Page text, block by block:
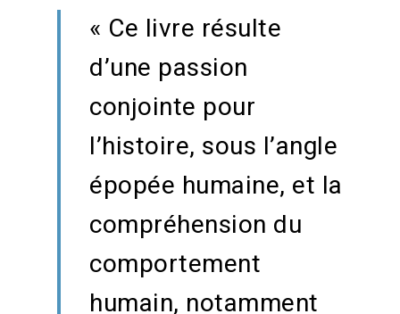
« Ce livre résulte
d’une passion
conjointe pour
l’histoire, sous l’angle
épopée humaine, et la
compréhension du
comportement
humain, notamment